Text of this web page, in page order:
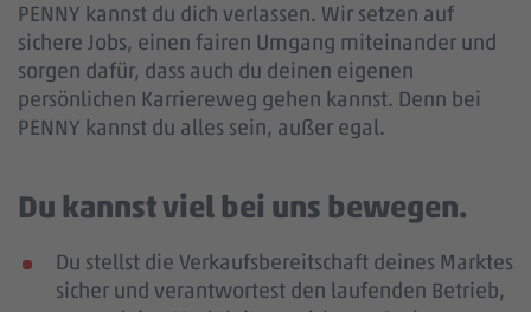
PENNY kannst du dich verlassen. Wir setzen auf
sichere Jobs, einen fairen Umgang miteinander und
sorgen dafür, dass auch du deinen eigenen
persönlichen Karriereweg gehen kannst. Denn bei
PENNY kannst du alles sein, außer egal.
Du kannst viel bei uns bewegen.
Du stellst die Verkaufsbereitschaft deines Marktes
sicher und verantwortest den laufenden Betrieb,